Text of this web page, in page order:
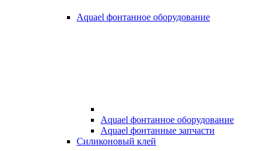
Aquael фонтанное оборудование
Aquael фонтанное оборудование
Aquael фонтанные запчасти
Силиконовый клей